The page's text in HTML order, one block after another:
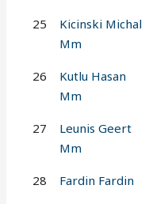
25
Kicinski Michal
Mm
26
Kutlu Hasan
Mm
27
Leunis Geert
Mm
28 Fardin Fardin